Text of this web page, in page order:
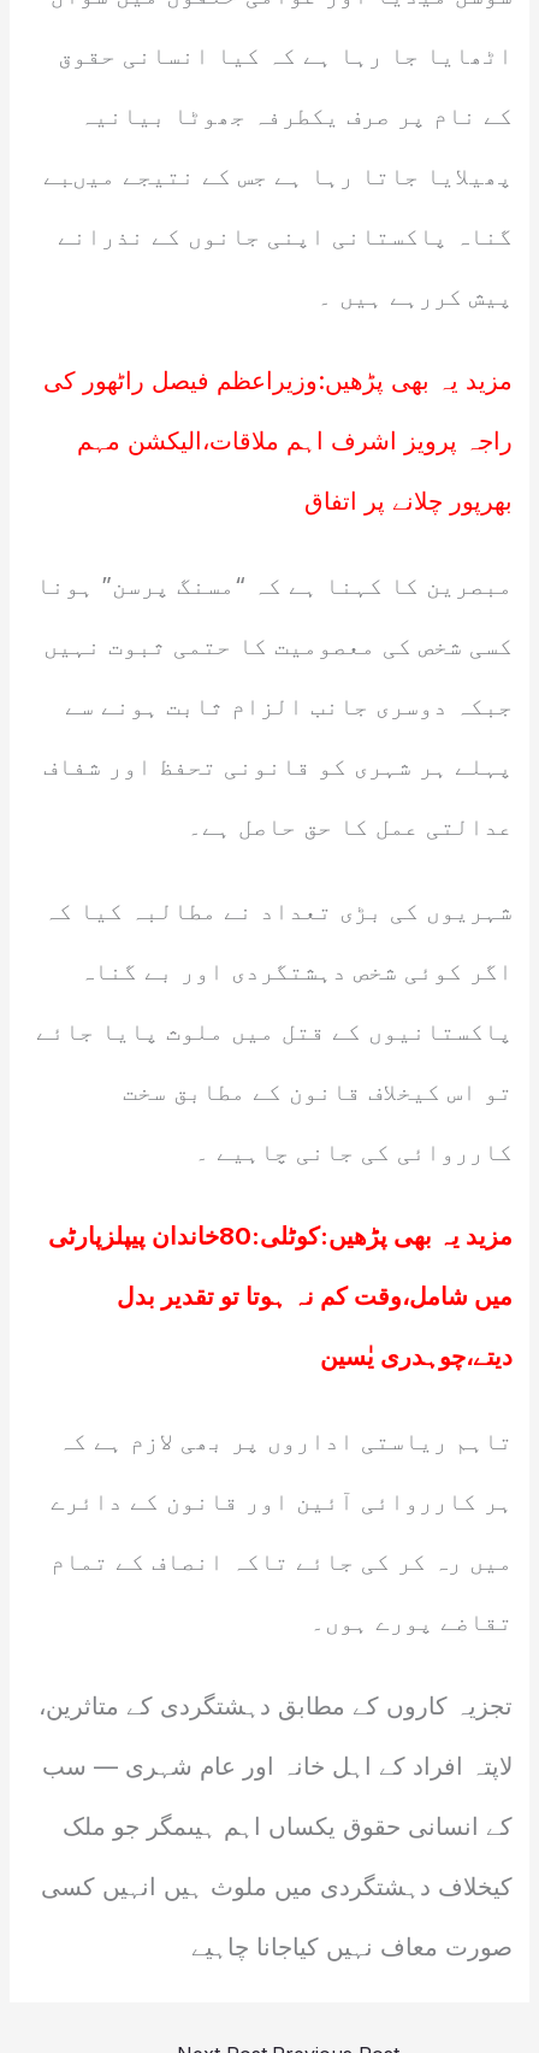
اٹھایا جا رہا ہے کہ کیا انسانی حقوق
کے نام پر صرف یکطرفہ جھوٹا بیانیہ
پھیلایا جاتا رہا ہے جس کے نتیجے میںبے
گناہ پاکستانی اپنی جانوں کے نذرانے
پیش کررہے ہیں ۔
مزید یہ بھی پڑھیں:وزیراعظم فیصل راٹھور کی
راجہ پرویز اشرف اہم ملاقات،الیکشن مہم
بھرپور چلانے پر اتفاق
مبصرین کا کہنا ہے کہ “مسنگ پرسن” ہونا
کسی شخص کی معصومیت کا حتمی ثبوت نہیں
جبکہ دوسری جانب الزام ثابت ہونے سے
پہلے ہر شہری کو قانونی تحفظ اور شفاف
عدالتی عمل کا حق حاصل ہے۔
شہریوں کی بڑی تعداد نے مطالبہ کیا کہ
اگر کوئی شخص دہشتگردی اور بے گناہ
پاکستانیوں کے قتل میں ملوث پایا جائے
تو اس کیخلاف قانون کے مطابق سخت
کارروائی کی جانی چاہیے ۔
مزید یہ بھی پڑھیں: کوٹلی:80خاندان پیپلزپارٹی
میں شامل،وقت کم نہ ہوتا تو تقدیر بدل
دیتے،چوہدری یٰسین
تاہم ریاستی اداروں پر بھی لازم ہے کہ
ہر کارروائی آئین اور قانون کے دائرے
میں رہ کر کی جائے تاکہ انصاف کے تمام
تقاضے پورے ہوں۔
تجزیہ کاروں کے مطابق دہشتگردی کے متاثرین،
لاپتہ افراد کے اہل خانہ اور عام شہری — سب
کے انسانی حقوق یکساں اہم ہیںمگر جو ملک
کیخلاف دہشتگردی میں ملوث ہیں انہیں کسی
صورت معاف نہیں کیاجانا چاہیے